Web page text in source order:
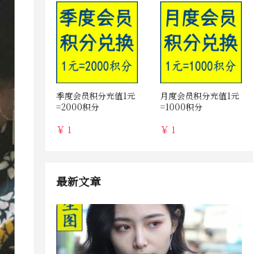
季度会员积分充值1元
=2000积分
￥ 1
月度会员积分充值1元
=1000积分
￥ 1
最新文章